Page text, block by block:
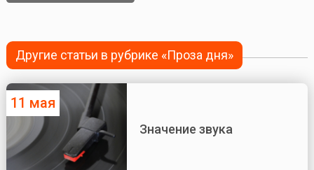
Другие статьи в рубрике «Проза дня»
11 мая
Значение звука